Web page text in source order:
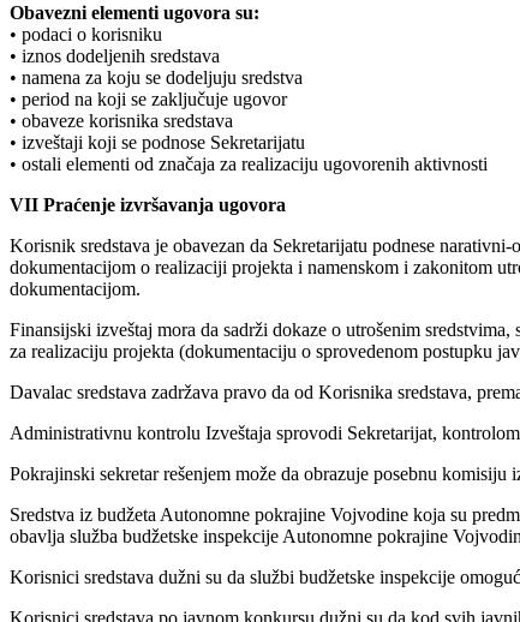
Obavezni elementi ugovora su:
• podaci o korisniku
• iznos dodeljenih sredstava
• namena za koju se dodeljuju sredstva
• period na koji se zaključuje ugovor
• obaveze korisnika sredstava
• izveštaji koji se podnose Sekretarijatu
• ostali elementi od značaja za realizaciju ugovorenih aktivnosti
VII Praćenje izvršavanja ugovora
Korisnik sredstava je obavezan da Sekretarijatu podnese
dokumentacijom o realizaciji projekta i namenskom i zakonitom
dokumentacijom.
Finansijski izveštaj mora da sadrži dokaze o utrošenim
za realizaciju projekta (dokumentaciju o sprovedenom postupku
Davalac sredstava zadržava pravo da od Korisnika sredstava,
Administrativnu kontrolu Izveštaja sprovodi Sekretarijat,
Pokrajinski sekretar rešenjem može da obrazuje posebnu
Sredstva iz budžeta Autonomne pokrajine Vojvodine koja su
obavlja služba budžetske inspekcije Autonomne pokrajine
Korisnici sredstava dužni su da službi budžetske inspekcije
Korisnici sredstava po javnom konkursu dužni su da kod svih